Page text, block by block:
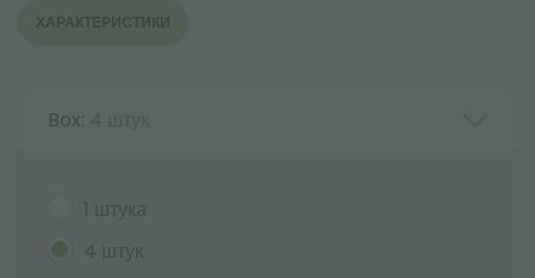
ХАРАКТЕРИСТИКИ
Box: 4 штук
1 штука
4 штук